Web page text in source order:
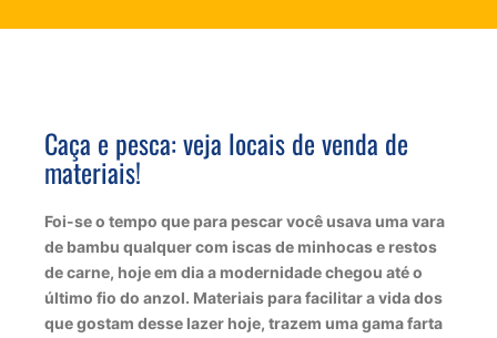
Caça e pesca: veja locais de venda de
materiais!
Foi-se o tempo que para pescar você usava uma vara
de bambu qualquer com iscas de minhocas e restos
de carne, hoje em dia a modernidade chegou até o
último fio do anzol. Materiais para facilitar a vida dos
que gostam desse lazer hoje, trazem uma gama farta